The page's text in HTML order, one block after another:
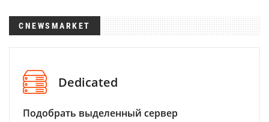
CNEWSMARKET
Dedicated
Подобрать выделенный сервер